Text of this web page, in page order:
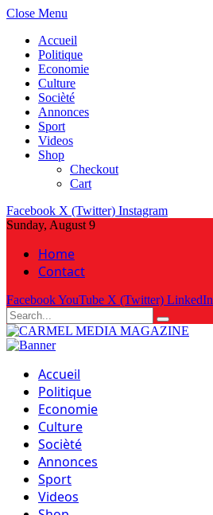
Close Menu
Accueil
Politique
Economie
Culture
Socièté
Annonces
Sport
Videos
Shop
Checkout
Cart
Facebook X (Twitter) Instagram
Sunday, August 9
Home
Contact
FacebookYouTube X (Twitter) LinkedIn
Accueil
Politique
Economie
Culture
Socièté
Annonces
Sport
Videos